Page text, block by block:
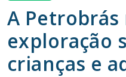
A
exploração
crianças e